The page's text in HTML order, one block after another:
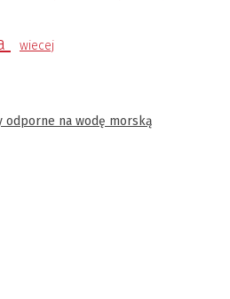
wiecej
odporne na wodę morską